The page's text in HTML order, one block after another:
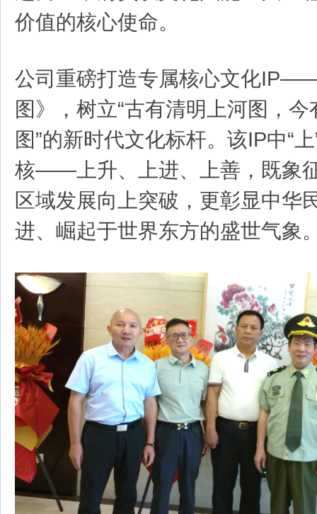
价值的核心使命。
公司重磅打造专属核心文化
图》，树立“古有清明上河图，
图”的新时代文化标杆。该IP中“
核——上升、上进、上善，既象
区域发展向上突破，更彰显中华
进、崛起于世界东方的盛世气象